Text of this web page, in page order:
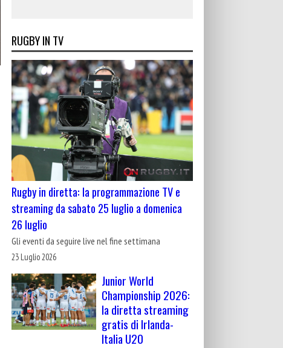
RUGBY IN TV
Rugby in diretta: la programmazione TV e
streaming da sabato 25 luglio a domenica
26 luglio
Gli eventi da seguire live nel fine settimana
23 Luglio 2026
Junior World
Championship 2026:
la diretta streaming
gratis di Irlanda-
Italia U20